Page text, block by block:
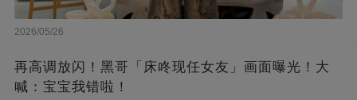
2026/05/26
再高调放闪！黑哥「床咚现任女友」画面曝光！大
喊：宝宝我错啦！